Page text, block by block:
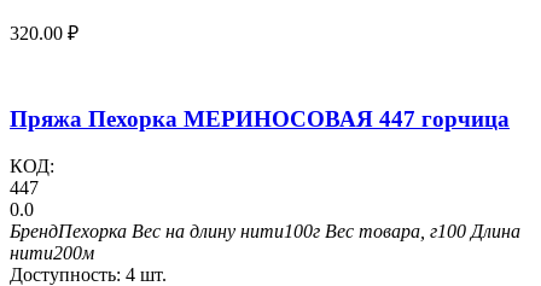
320.00 ₽
Пряжа Пехорка МЕРИНОСОВАЯ 447 горчица
КОД:
447
0.0
БрендПехорка Вес на длину нити100г Вес товара, г100 Длина
нити200м
Доступность: 4 шт.